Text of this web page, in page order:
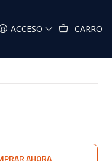
ACCESO CARRO
AHORA